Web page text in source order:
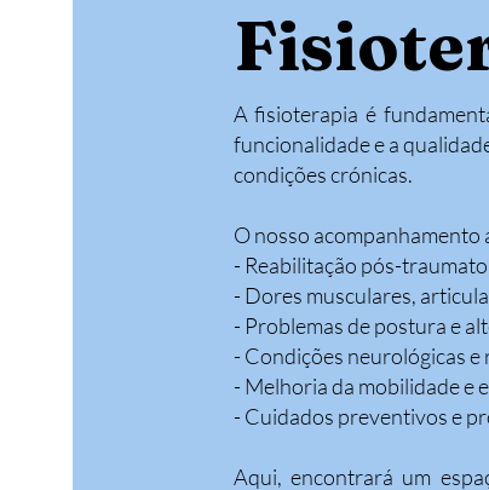
A fisioterapia é
funcionalidade e a
condições crónicas.
O nosso acompanhamento
- Reabilitação pós-
- Dores musculares,
- Problemas de postura e
- Condições neurológicas
- Melhoria da mobilidade e
- Cuidados preventivos e
Aqui, encontrará um